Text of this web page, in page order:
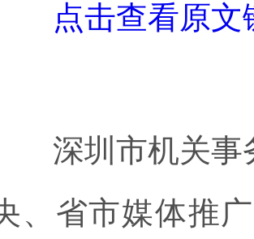
点击查看原文
深圳市机关事
、省市媒体推